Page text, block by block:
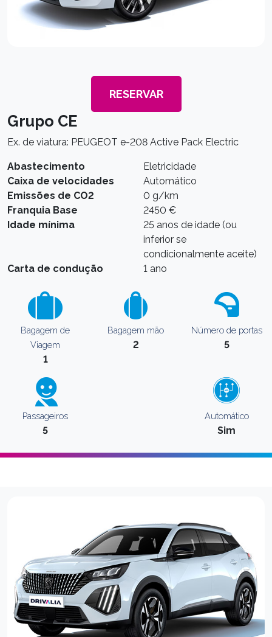
RESERVAR
Grupo CE
Ex. de viatura: PEUGEOT e-208 Active Pack Electric
Abastecimento
Eletricidade
Caixa de velocidades
Automático
Emissões de CO2
0 g/km
Franquia Base
2450 €
Idade mínima
25 anos de idade (ou
inferior se
condicionalmente aceite)
Carta de condução
1 ano
Bagagem de
Viagem
1
Bagagem mão
2
Número de portas
5
Passageiros
5
Automático
Sim